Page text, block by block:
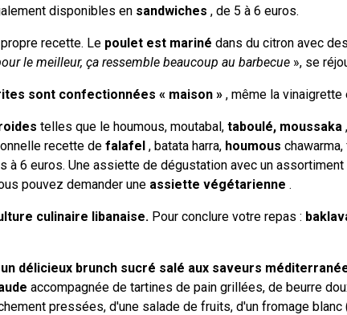
disponibles en sandwiches , de 5 à 6 euros.
recette. Le poulet est mariné dans du citron avec
le meilleur, ça ressemble beaucoup au barbecue », se
sont confectionnées « maison » , même la
telles que le houmous, moutabal, taboulé, moussaka
recette de falafel , batata harra, houmous
à 6 euros. Une assiette de dégustation avec un
pouvez demander une assiette végétarienne .
culinaire libanaise. Pour conclure votre repas :
un délicieux brunch sucré salé aux saveurs
accompagnée de tartines de pain grillées, de beurre
pressées, d'une salade de fruits, d'un fromage blanc